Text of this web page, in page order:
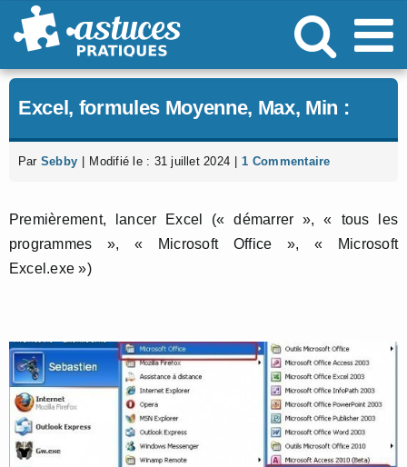
Passer
au
Excel, formules Moyenne, Max, Min :
Par Sebby Modifié le : 31 juillet 2024 1 Commentaire
Premièrement, lancer Excel (« démarrer », « tous les
programmes », « Microsoft Office », « Microsoft
Excel.exe »)